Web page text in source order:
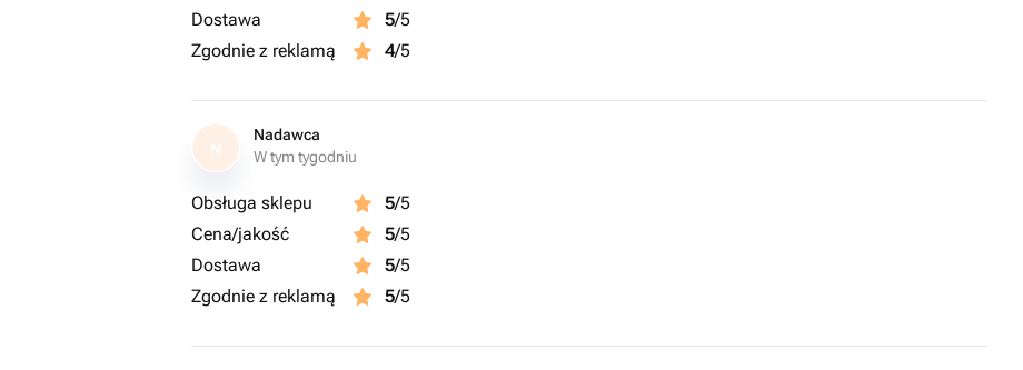
Dostawa
5/5
Zgodnie z reklamą
4/5
N
Nadawca
W tym tygodniu
Obsługa sklepu 5/5
Cena/jakość
5/5
Dostawa
5/5
Zgodnie z reklamą
5/5